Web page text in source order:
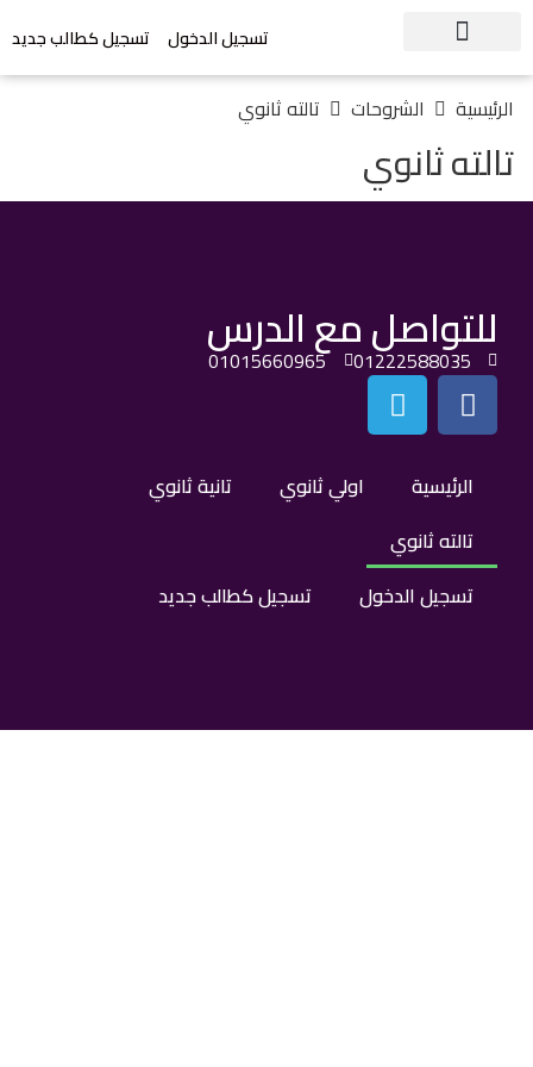
تسجيل الدخول تسجيل كطالب جديد
الرئيسية الشروحات تالته ثانوي
تالته ثانوي
الرئيسية اولي ثانوي
تانية ثانوي
تالته ثانوي
تسجيل الدخول
تسجيل كطالب جديد
للتواصل مع الدرس
01222588035
01015660965